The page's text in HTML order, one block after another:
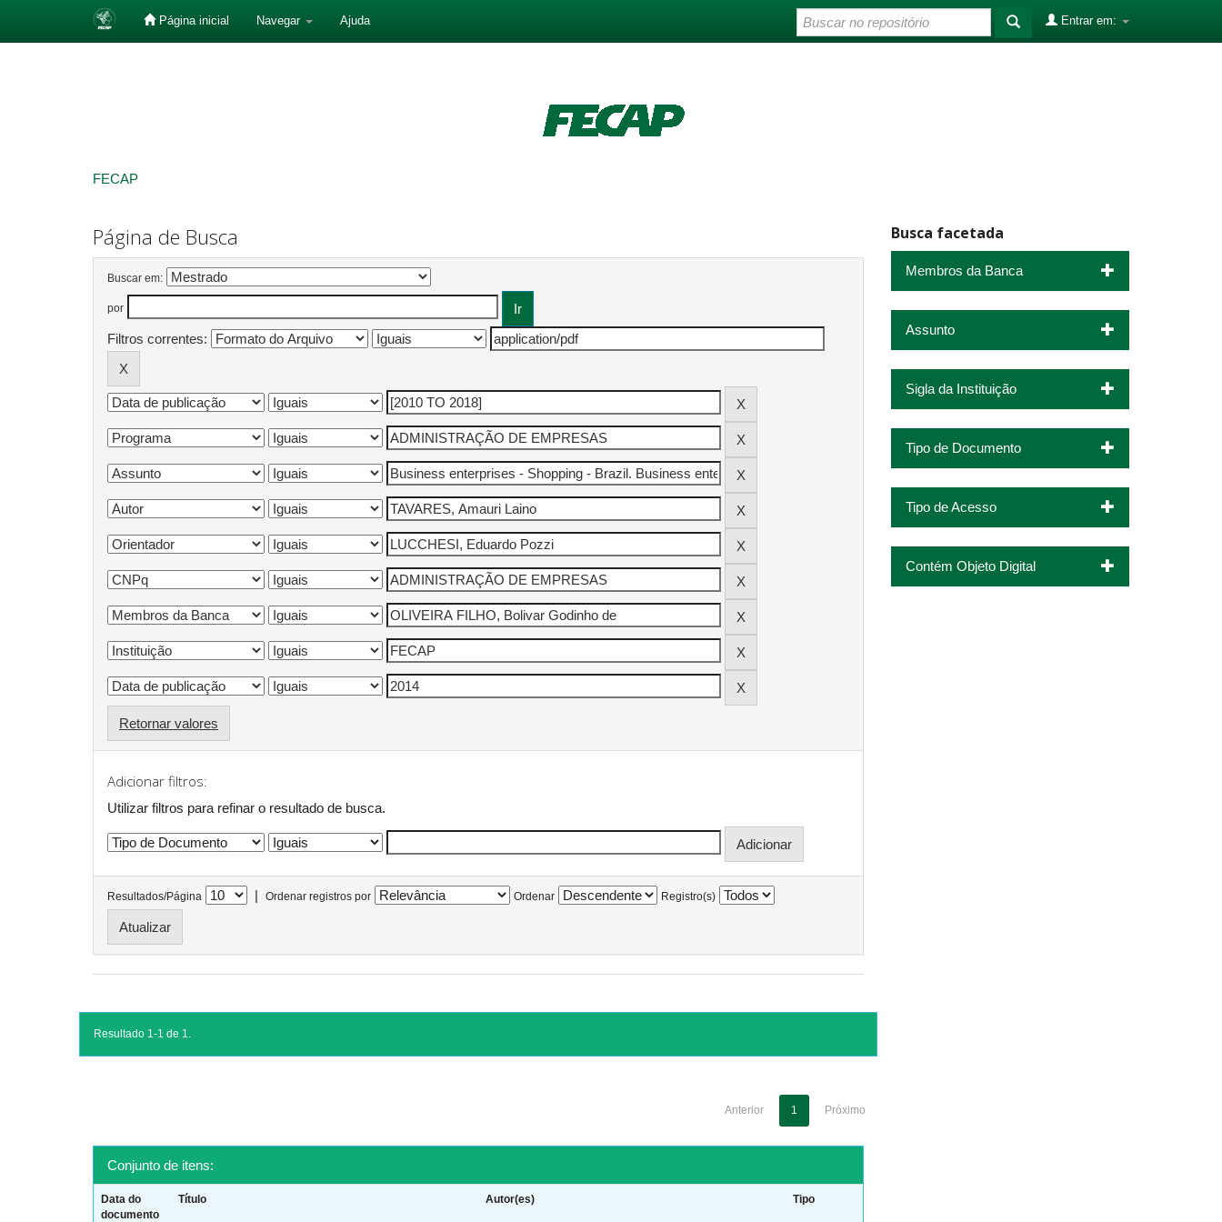
Página inicial Navegar Ajuda Entrar em:
FECAP
Página de Busca
Buscar em:
por
Filtros correntes:
Retornar valores
Adicionar filtros:
Utilizar filtros para refinar o resultado de busca.
Resultados/Página | Ordenar registros por Ordenar Registro(s)
Resultado 1-1 de 1.
Anterior 1 Próximo
Conjunto de itens:
Data do
documento
Título Autor(es) Tipo
Busca facetada
Membros da Banca
Assunto
Sigla da Instituição
Tipo de Documento
Tipo de Acesso
Contém Objeto Digital